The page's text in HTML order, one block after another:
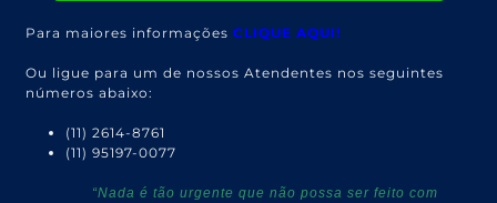
Para maiores informaçõesCLIQUE AQUI!
Ou ligue para um de nossos Atendentes nos seguintes
números abaixo:
(11) 2614-8761
(11) 95197-0077
“Nada é tão urgente que não possa ser feito com